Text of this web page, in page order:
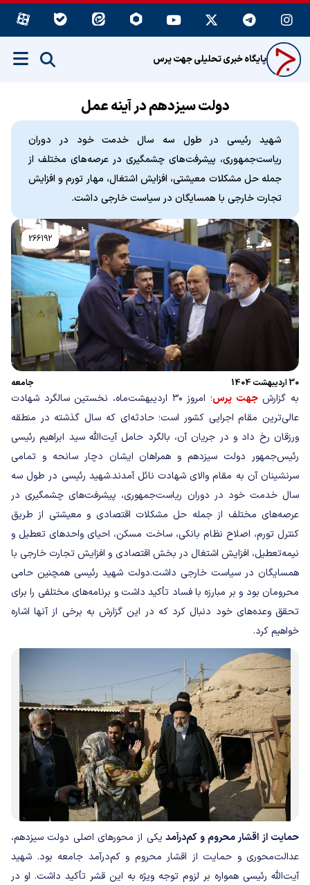
پایگاه خبری تحلیلی جهت پرس
دولت سیزدهم در آینه عمل
شهید رئیسی در طول سه سال خدمت خود در دوران
ریاست‌جمهوری، پیشرفت‌های چشمگیری در عرصه‌های مختلف از
جمله حل مشکلات معیشتی، افزایش اشتغال، مهار تورم و افزایش
تجارت خارجی با همسایگان در سیاست خارجی داشت.
266192
30 اردیبهشت 1404 جامعه
به گزارشجهت پرس
؛ امروز ۳۰ اردیبهشت‌ماه، نخستین سالگرد شهادت‌
عالی‌ترین مقام اجرایی کشور است؛ حادثه‌ای که سال گذشته در منطقه
ورزقان رخ داد و در جریان آن، بالگرد حامل آیت‌الله سید ابراهیم رئیسی
رئیس‌جمهور دولت سیزدهم و همراهان ایشان دچار سانحه و تمامی
سرنشینان آن به مقام والای شهادت نائل آمدند.شهید رئیسی در طول سه
سال خدمت خود در دوران ریاست‌جمهوری، پیشرفت‌های چشمگیری در
عرصه‌های مختلف از جمله حل مشکلات اقتصادی و معیشتی از طریق
کنترل تورم، اصلاح نظام بانکی، ساخت مسکن، احیای واحدهای تعطیل و
نیمه‌تعطیل، افزایش اشتغال در بخش اقتصادی و افزایش تجارت خارجی با
همسایگان در سیاست خارجی داشت.دولت شهید رئیسی همچنین حامی
محرومان بود و بر مبارزه با فساد تأکید داشت و برنامه‌های مختلفی را برای
تحقق وعده‌های خود دنبال کرد که در این گزارش به برخی از آنها اشاره
خواهیم کرد.
حمایت از اقشار محروم و کم‌درآمد یکی از محورهای اصلی دولت سیزدهم،
عدالت‌محوری و حمایت از اقشار محروم و کم‌درآمد جامعه بود. شهید
آیت‌الله رئیسی همواره بر لزوم توجه ویژه به این قشر تأکید داشت. او در